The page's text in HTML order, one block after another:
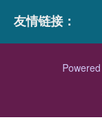
友情链接：